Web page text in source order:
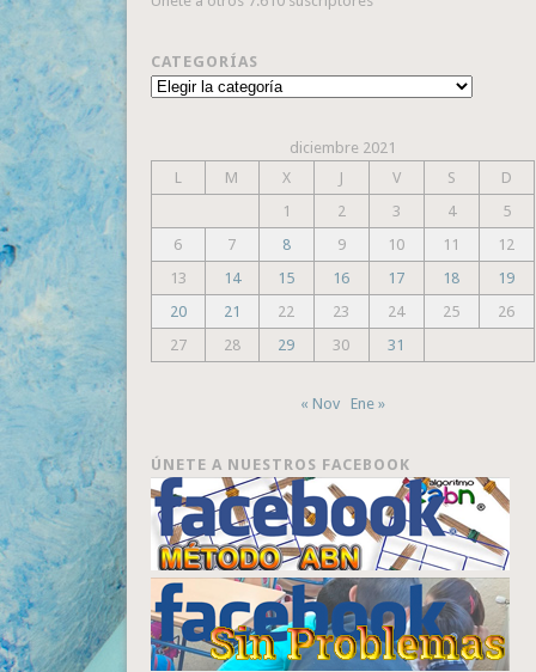
CATEGORÍAS
Categorías
diciembre 2021
L
M X J V S
D
1
2 3 4
5
6
7 8 9 10 11
12
13
14 15 16 17 18
19
20
21 22 23 24 25
26
27
28 29 30 31
« Nov Ene »
ÚNETE A NUESTROS FACEBOOK